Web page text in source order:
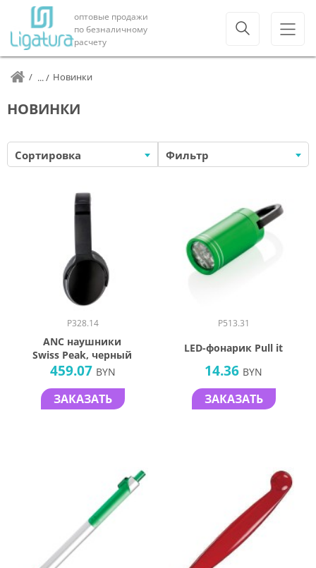
оптовые продажи
по безналичному
расчету
Новинки
НОВИНКИ
Сортировка Фильтр
P328.14
ANC наушники
Swiss Peak, черный
459.07 BYN
ЗАКАЗАТЬ
P513.31
LED-фонарик Pull it
14.36 BYN
ЗАКАЗАТЬ